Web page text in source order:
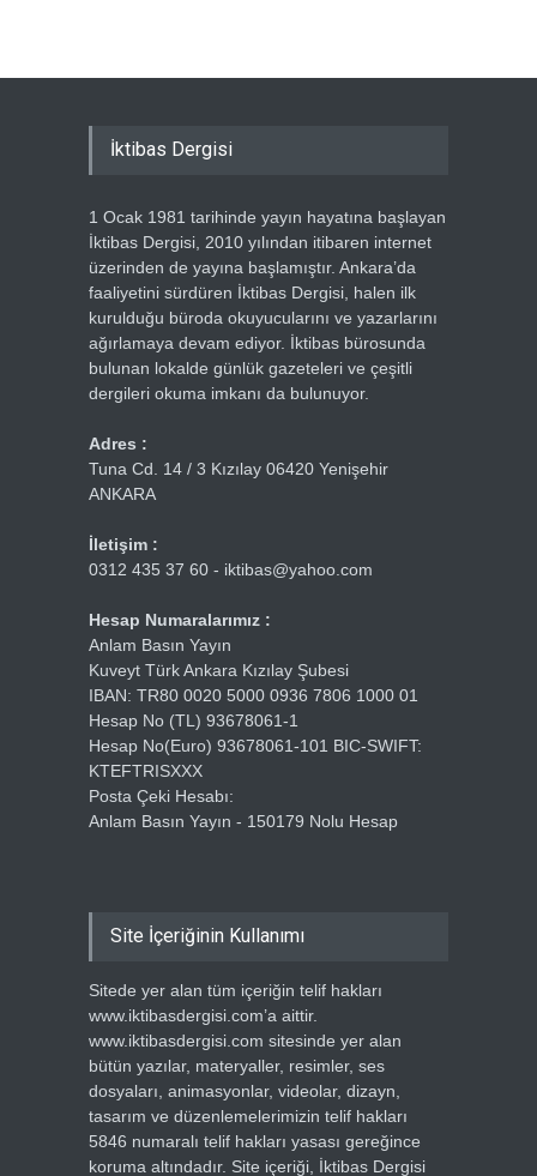
İktibas Dergisi
1 Ocak 1981 tarihinde yayın hayatına başlayan
İktibas Dergisi, 2010 yılından itibaren internet
üzerinden de yayına başlamıştır. Ankara’da
faaliyetini sürdüren İktibas Dergisi, halen ilk
kurulduğu büroda okuyucularını ve yazarlarını
ağırlamaya devam ediyor. İktibas bürosunda
bulunan lokalde günlük gazeteleri ve çeşitli
dergileri okuma imkanı da bulunuyor.
Adres :
Tuna Cd. 14 / 3 Kızılay 06420 Yenişehir
ANKARA
İletişim :
0312 435 37 60 - iktibas@yahoo.com
Hesap Numaralarımız :
Anlam Basın Yayın
Kuveyt Türk Ankara Kızılay Şubesi
IBAN: TR80 0020 5000 0936 7806 1000 01
Hesap No (TL) 93678061-1
Hesap No(Euro) 93678061-101 BIC-SWIFT:
KTEFTRISXXX
Posta Çeki Hesabı:
Anlam Basın Yayın - 150179 Nolu Hesap
Site İçeriğinin Kullanımı
Sitede yer alan tüm içeriğin telif hakları
www.iktibasdergisi.com’a aittir.
www.iktibasdergisi.com sitesinde yer alan
bütün yazılar, materyaller, resimler, ses
dosyaları, animasyonlar, videolar, dizayn,
tasarım ve düzenlemelerimizin telif hakları
5846 numaralı telif hakları yasası gereğince
koruma altındadır. Site içeriği, İktibas Dergisi